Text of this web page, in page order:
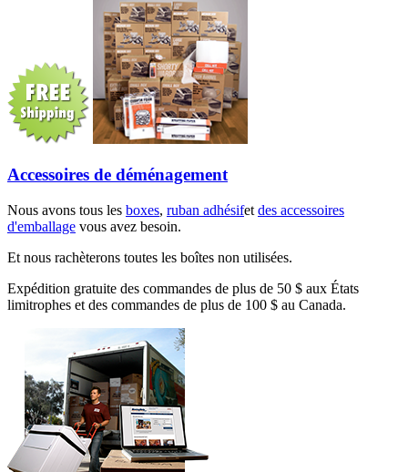
Accessoires de déménagement
Nous avons tous les boxes, ruban adhésifet des accessoires
d'emballage vous avez besoin.
Et nous rachèterons toutes les boîtes non utilisées.
Expédition gratuite des commandes de plus de 50 $ aux États
limitrophes et des commandes de plus de 100 $ au Canada.